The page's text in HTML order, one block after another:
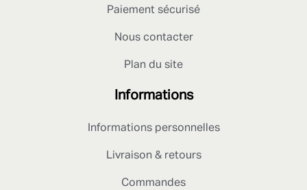
Paiement sécurisé
Nous contacter
Plan du site
Informations
Informations personnelles
Livraison & retours
Commandes